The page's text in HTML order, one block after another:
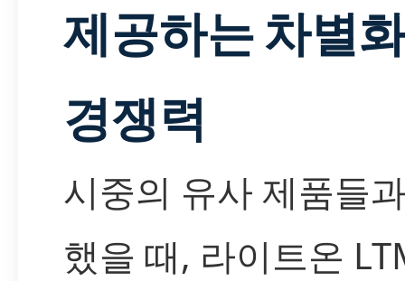
제공하는 차별
경쟁력
시중의 유사 제품들
했을 때, 라이트온